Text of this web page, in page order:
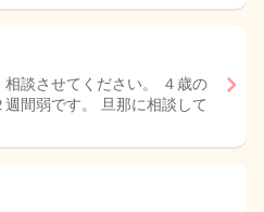
談させてください。 ４歳の
間弱です。 旦那に相談して